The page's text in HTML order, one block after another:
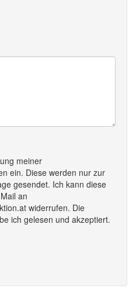
meiner
ein. Diese werden nur zur
gesendet. Ich kann diese
an
widerrufen. Die
ich gelesen und akzeptiert.